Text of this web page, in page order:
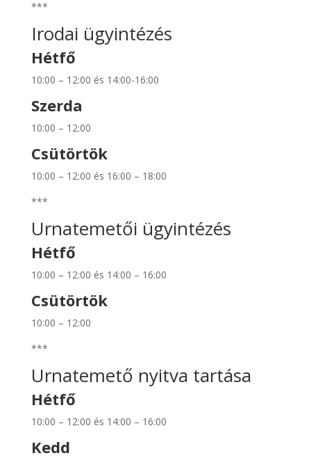
***
Irodai ügyintézés
Hétfő
10:00 – 12:00 és 14:00-16:00
Szerda
10:00 – 12:00
Csütörtök
10:00 – 12:00 és 16:00 – 18:00
***
Urnatemetői ügyintézés
Hétfő
10:00 – 12:00 és 14:00 – 16:00
Csütörtök
10:00 – 12:00
***
Urnatemető nyitva tartása
Hétfő
10:00 – 12:00 és 14:00 – 16:00
Kedd